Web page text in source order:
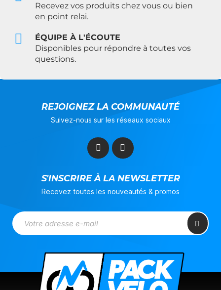
Recevez vos produits chez vous ou bien
en point relai.
ÉQUIPE À L'ÉCOUTE
Disponibles pour répondre à toutes vos
questions.
REJOIGNEZ LA COMMUNAUTÉ
Suivez-nous sur les réseaux sociaux
S'INSCRIRE À LA NEWSLETTER
Recevez toutes les nouveautés & promos